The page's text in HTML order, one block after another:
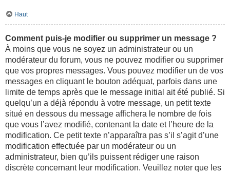
Haut
Comment puis-je modifier ou supprimer un message ?
À moins que vous ne soyez un administrateur ou un
modérateur du forum, vous ne pouvez modifier ou supprimer
que vos propres messages. Vous pouvez modifier un de vos
messages en cliquant le bouton adéquat, parfois dans une
limite de temps après que le message initial ait été publié. Si
quelqu’un a déjà répondu à votre message, un petit texte
situé en dessous du message affichera le nombre de fois
que vous l’avez modifié, contenant la date et l’heure de la
modification. Ce petit texte n’apparaîtra pas s’il s’agit d’une
modification effectuée par un modérateur ou un
administrateur, bien qu’ils puissent rédiger une raison
discrète concernant leur modification. Veuillez noter que les